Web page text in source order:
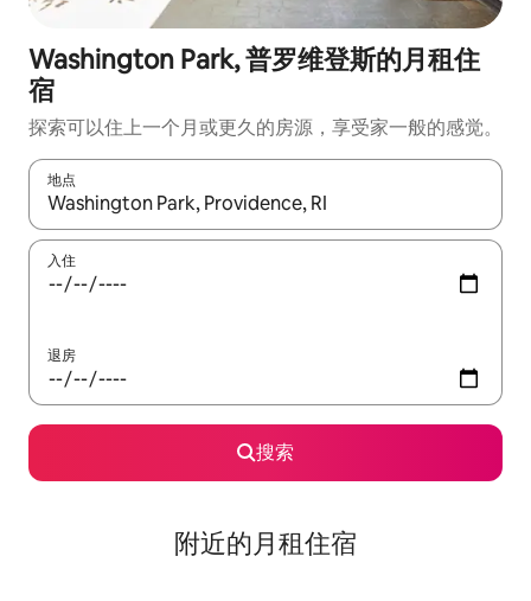
Washington Park, 普罗维登斯的月租住
宿
探索可以住上一个月或更久的房源，享受家一般的感觉。
地点
如有搜索结果，请使用上下方向键查看，或通过点击或滑动手势
入住
退房
搜索
附近的月租住宿